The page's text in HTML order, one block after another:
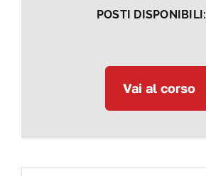
POSTI DISPONIBILI:
Vai al corso